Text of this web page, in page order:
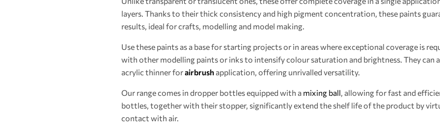
layers. Thanks to their thick consistency and high pigment concentration, these paints
results, ideal for crafts, modelling and model making.
Use these paints as a base for starting projects or in areas where exceptional coverage is
with other modelling paints or inks to intensify colour saturation and brightness. They can
acrylic thinner forairbrush application, offering unrivalled versatility.
Our range comes in dropper bottles equipped with a mixing ball, allowing for fast and
bottles, together with their stopper, significantly extend the shelf life of the product by
contact with air.